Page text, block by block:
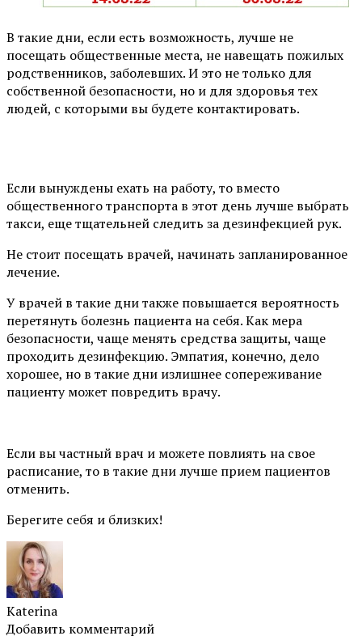
В такие дни, если есть возможность, лучше не
посещать общественные места, не навещать пожилых
родственников, заболевших. И это не только для
собственной безопасности, но и для здоровья тех
людей, с которыми вы будете контактировать.
Если вынуждены ехать на работу, то вместо
общественного транспорта в этот день лучше выбрать
такси, еще тщательней следить за дезинфекцией рук.
Не стоит посещать врачей, начинать запланированное
лечение.
У врачей в такие дни также повышается вероятность
перетянуть болезнь пациента на себя. Как мера
безопасности, чаще менять средства защиты, чаще
проходить дезинфекцию. Эмпатия, конечно, дело
хорошее, но в такие дни излишнее сопереживание
пациенту может повредить врачу.
Если вы частный врач и можете повлиять на свое
расписание, то в такие дни лучше прием пациентов
отменить.
Берегите себя и близких!
Katerina
Добавить комментарий